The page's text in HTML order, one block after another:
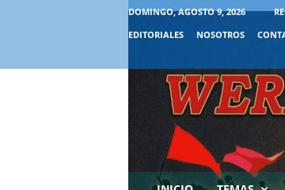
DOMINGO, AGOSTO 9, 2026
EDITORIALES
NOSOTROS